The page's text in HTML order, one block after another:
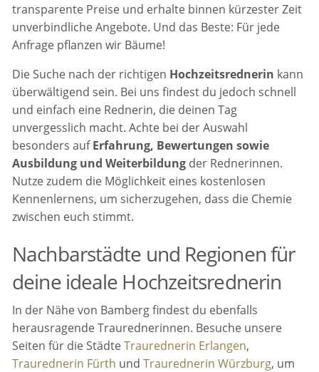
transparente Preise und erhalte binnen kürzester Zeit
unverbindliche Angebote. Und das Beste: Für jede
Anfrage pflanzen wir Bäume!
Die Suche nach der richtigen Hochzeitsrednerin kann
überwältigend sein. Bei uns findest du jedoch schnell
und einfach eine Rednerin, die deinen Tag
unvergesslich macht. Achte bei der Auswahl
besonders aufErfahrung, Bewertungen sowie
Ausbildung und Weiterbildung der Rednerinnen.
Nutze zudem die Möglichkeit eines kostenlosen
Kennenlernens, um sicherzugehen, dass die Chemie
zwischen euch stimmt.
Nachbarstädte und Regionen für
deine ideale Hochzeitsrednerin
In der Nähe von Bamberg findest du ebenfalls
herausragende Traurednerinnen. Besuche unsere
Seiten für die StädteTraurednerin Erlangen,
Traurednerin Fürth undTraurednerin Würzburg, um